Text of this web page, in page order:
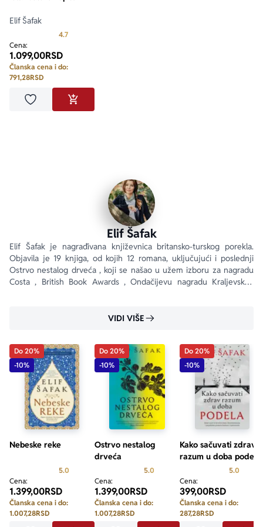
Elif Šafak
4.7Prosecna ocena je 4.7 od 5
Cena:
1.099,00RSD
Članska cena i do:
791,28RSD
Dodaj u omiljeneDODAJ U KORPU
Elif Šafak
Elif Šafak je nagrađivana književnica britansko-turskog porekla.
Objavila je 19 knjiga, od kojih 12 romana, uključujući i poslednji
Ostrvo nestalog drveća , koji se našao u užem izboru za nagradu
Costa , British Book Awards , Ondačijevu nagradu Kraljevskog
VIDI VIŠE
Do 20%
-10%
Nebeske reke
5.0 Prosecna ocena je 5.0 od 5
Cena:
1.399,00RSD
Članska cena i do:
1.007,28RSD
Do 20%
-10%
Ostrvo nestalog
drveća
5.0 Prosecna ocena je 5.0 od 5
Cena:
1.399,00RSD
Članska cena i do:
1.007,28RSD
Do 20%
-10%
Kako sačuvati zdrav
razum u doba podela
5.0
Cena:
399,00RSD
Članska cena i do:
287,28RSD